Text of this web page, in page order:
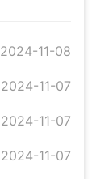
2024-11-08
2024-11-07
2024-11-07
2024-11-07